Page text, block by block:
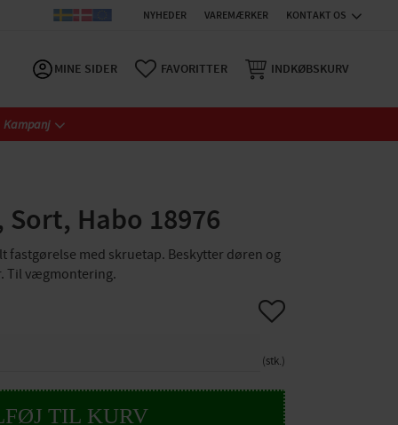
NYHEDER VAREMÆRKER KONTAKT OS
MINE SIDER FAVORITTER INDKØBSKURV
Kampanj
Habo 18976
fastgørelse med skruetap. Beskytter døren og
Til vægmontering.
stk.
Gem som favorit